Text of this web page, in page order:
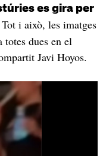
es gira per
Tot i això, les imatges
totes dues en el
Javi Hoyos.